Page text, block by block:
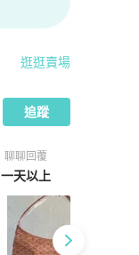
逛逛賣場
追蹤
聊聊回覆
一天以上